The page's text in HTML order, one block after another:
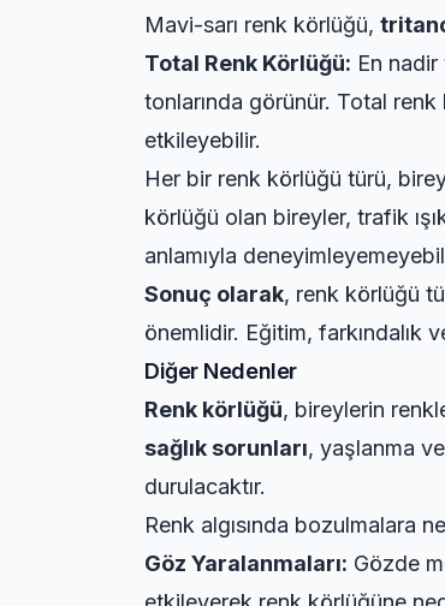
Mavi-sarı renk körlüğü,
Total Renk Körlüğü: En
tonlarında görünür. Total
etkileyebilir.
Her bir renk körlüğü türü,
körlüğü olan bireyler, trafik
anlamıyla
Sonuç olarak, renk körlüğü
önemlidir. Eğitim, farkındalık
Diğer Nedenler
Renk körlüğü, bireylerin
sağlık sorunları, yaşlanma
durulacaktır.
Renk algısında bozulmalara
Göz Yaralanmaları: Gözde